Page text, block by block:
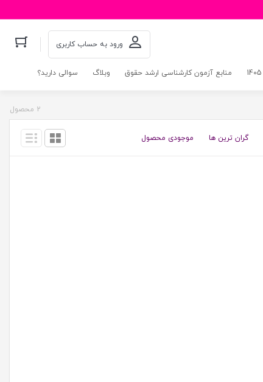
ورود به حساب کاربری
منابع آزمون کارشناسی ارشد حقوق وبلاگ سوالی دارید؟
2 محصول
گران ترین ها موجودی محصول